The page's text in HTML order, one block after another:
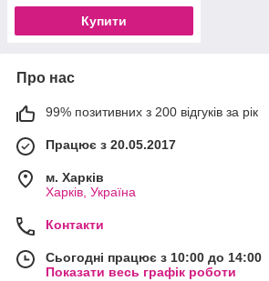
Купити
Про нас
99% позитивних з 200 відгуків за рік
Працює з 20.05.2017
м. Харків
Харків, Україна
Контакти
Сьогодні працює з 10:00 до 14:00
Показати весь графік роботи